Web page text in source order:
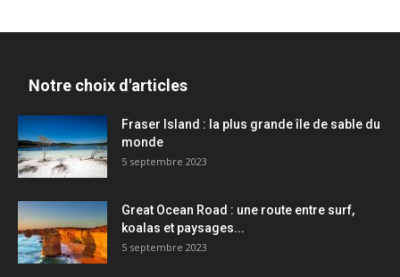
Notre choix d'articles
Fraser Island : la plus grande île de sable du
monde
5 septembre 2023
Great Ocean Road : une route entre surf,
koalas et paysages...
5 septembre 2023